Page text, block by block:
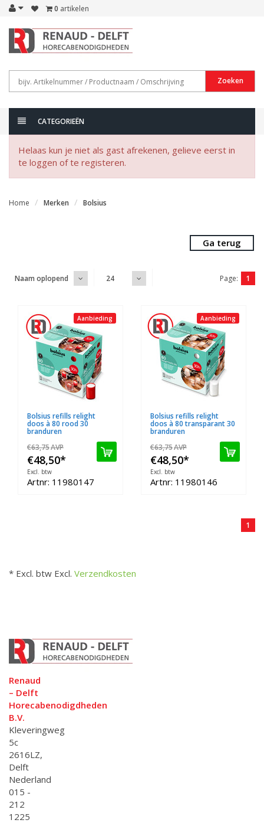
0 artikelen
Zoeken
CATEGORIEËN
Helaas kun je niet als gast afrekenen, gelieve eerst in
te loggen of te registeren.
Home Merken Bolsius
Ga terug
Naam oplopend 24 Page: 1
Aanbieding
Bolsius refills relight
doos à 80 rood 30
branduren
€63,75AVP
€48,50*
Excl. btw
Artnr: 11980147
Aanbieding
Bolsius refills relight
doos à 80 transparant 30
branduren
€63,75AVP
€48,50*
Excl. btw
Artnr: 11980146
1
* Excl. btw Excl. Verzendkosten
Renaud
– Delft
Horecabenodigdheden
B.V.
Kleveringweg
5c
2616LZ,
Delft
Nederland
015 -
212
1225